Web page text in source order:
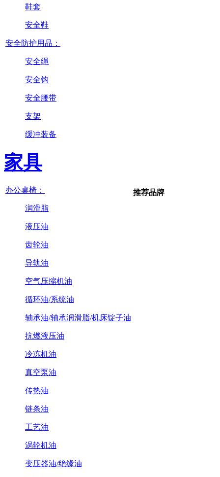
鞋套
安全鞋
安全防护用品：
安全绳
安全钩
安全腰带
支架
缓冲装备
家具
办公桌椅：
润滑脂
液压油
齿轮油
导轨油
空气压缩机油
循环油/系统油
轴承油/轴承润滑脂/机床锭子油
抗燃液压油
冷冻机油
真空泵油
传热油
链条油
工艺油
涡轮机油
变压器油/绝缘油
推荐品牌